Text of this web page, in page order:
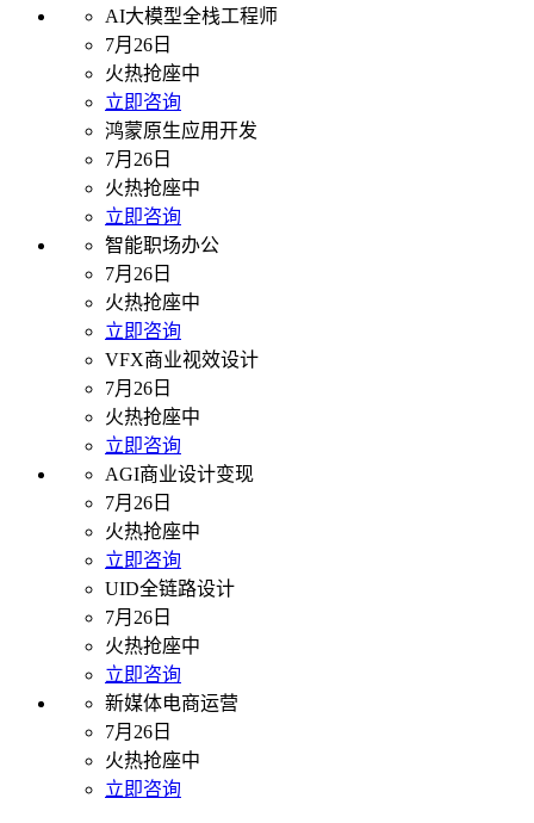
AI大模型全栈工程师
7月26日
火热抢座中
立即咨询
鸿蒙原生应用开发
7月26日
火热抢座中
立即咨询
智能职场办公
7月26日
火热抢座中
立即咨询
VFX商业视效设计
7月26日
火热抢座中
立即咨询
AGI商业设计变现
7月26日
火热抢座中
立即咨询
UID全链路设计
7月26日
火热抢座中
立即咨询
新媒体电商运营
7月26日
火热抢座中
立即咨询